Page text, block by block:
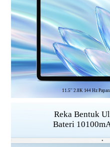
11.5'' 2.8K 144 Hz
Reka Bentuk
Bateri